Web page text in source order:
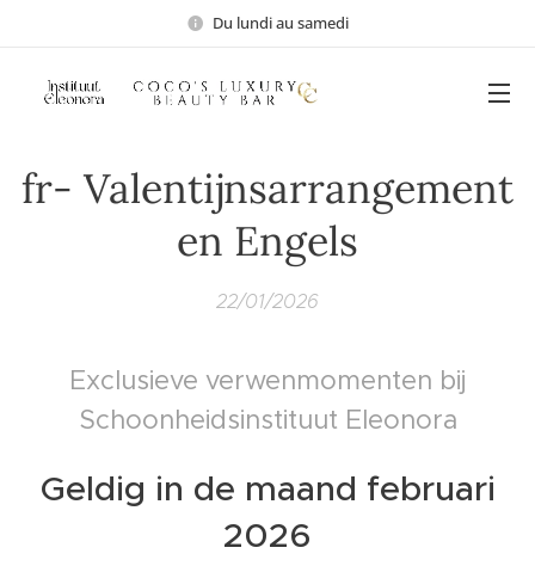
Du lundi au samedi
fr- Valentijnsarrangement
en Engels
22/01/2026
Exclusieve verwenmomenten bij
Schoonheidsinstituut Eleonora
Geldig in de maand februari
2026